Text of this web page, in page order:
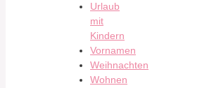
Urlaub
mit
Kindern
Vornamen
Weihnachten
Wohnen